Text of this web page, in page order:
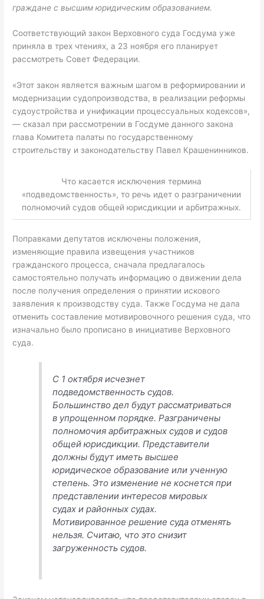
граждане с высшим юридическим образованием.
Соответствующий закон Верховного суда Госдума уже
приняла в трех чтениях, а 23 ноября его планирует
рассмотреть Совет Федерации.
«Этот закон является важным шагом в реформировании и
модернизации судопроизводства, в реализации реформы
судоустройства и унификации процессуальных кодексов»,
— сказал при рассмотрении в Госдуме данного закона
глава Комитета палаты по государственному
строительству и законодательству Павел Крашенинников.
Что касается исключения термина
«подведомственность», то речь идет о разграничении
полномочий судов общей юрисдикции и арбитражных.
Поправками депутатов исключены положения,
изменяющие правила извещения участников
гражданского процесса, сначала предлагалось
самостоятельно получать информацию о движении дела
после получения определения о принятии искового
заявления к производству суда. Также Госдума не дала
отменить составление мотивировочного решения суда, что
изначально было прописано в инициативе Верховного
суда.
С 1 октября исчезнет
подведомственность судов.
Большинство дел будут рассматриваться
в упрощенном порядке. Разграничены
полномочия арбитражных судов и судов
общей юрисдикции. Представители
должны будут иметь высшее
юридическое образование или ученную
степень. Это изменение не коснется при
представлении интересов мировых
судах и районных судах.
Мотивированное решение суда отменять
нельзя. Считаю, что это снизит
загруженность судов.